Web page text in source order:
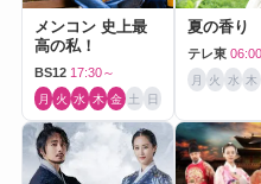
メンコン 史上最
高の私！
BS12 17:30～
月 火 水 木 金 土 日
夏の香り
テレ東
月 火 水 木